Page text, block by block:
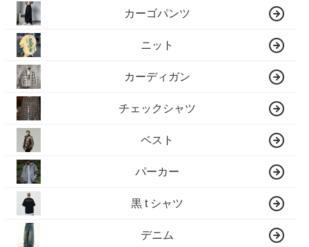
カーゴパンツ
ニット
カーディガン
チェックシャツ
ベスト
パーカー
黒 t シャツ
デニム